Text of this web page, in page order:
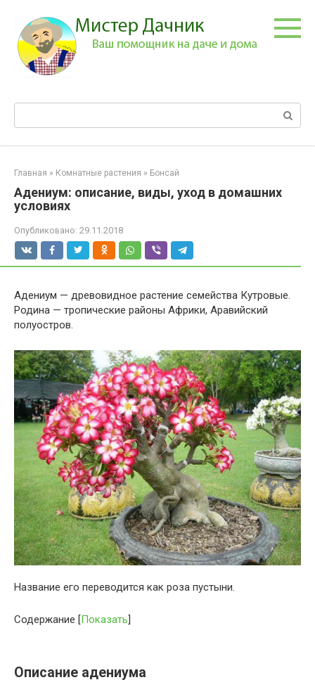
контенту
Главная » Комнатные растения » Бонсай
Адениум: описание, виды, уход в домашних
условиях
Опубликовано: 29.11.2018
Адениум — древовидное растение семейства Кутровые.
Родина — тропические районы Африки, Аравийский
полуостров.
Название его переводится как роза пустыни.
Содержание [Показать]
Описание адениума